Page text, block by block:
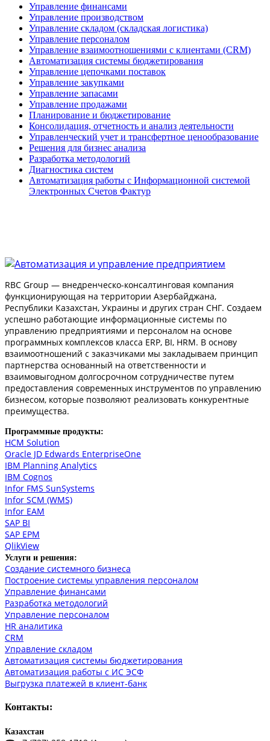
Управление финансами
Управление производством
Управление складом (складская логистика)
Управление персоналом
Управление взаимоотношениями с клиентами (СRM)
Автоматизация системы бюджетирования
Управление цепочками поставок
Управление закупками
Управление запасами
Управление продажами
Планирование и бюджетирование
Консолидация, отчетность и анализ деятельности
Управленческий учет и трансфертное ценообразование
Решения для бизнес анализа
Разработка методологий
Диагностика систем
Автоматизация работы с Информационной системой
Электронных Счетов Фактур
RBC Group — внедренческо-консалтинговая компания
функционирующая на территории Азербайджана,
Республики Казахстан, Украины и других стран СНГ. Создаем
успешно работающие информационные системы по
управлению предприятиями и персоналом на основе
программных комплексов класса ERP, BI, HRM. В основу
взаимоотношений с заказчиками мы закладываем принцип
партнерства основанный на ответственности и
взаимовыгодном долгосрочном сотрудничестве путем
предоставления современных инструментов по управлению
бизнесом, которые позволяют реализовать конкурентные
преимущества.
Программные продукты:
HCM Solution
Oracle JD Edwards EnterpriseOne
IBM Planning Analytics
IBM Cognos
Infor FMS SunSystems
Infor SCM (WMS)
Infor EAM
SAP BI
SAP EPM
QlikView
Услуги и решения:
Создание системного бизнеса
Построение системы управления персоналом
Управление финансами
Разработка методологий
Управление персоналом
HR аналитика
СRM
Управление складом
Автоматизация системы бюджетирования
Автоматизация работы с ИС ЭСФ
Выгрузка платежей в клиент-банк
Контакты:
Казахстан